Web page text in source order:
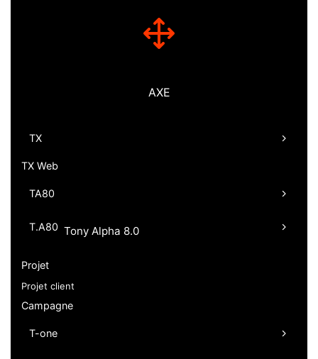
AXE
TX
TX Web
TA80
T.A80 Tony Alpha 8.0
Projet
Projet client
Campagne
T-one